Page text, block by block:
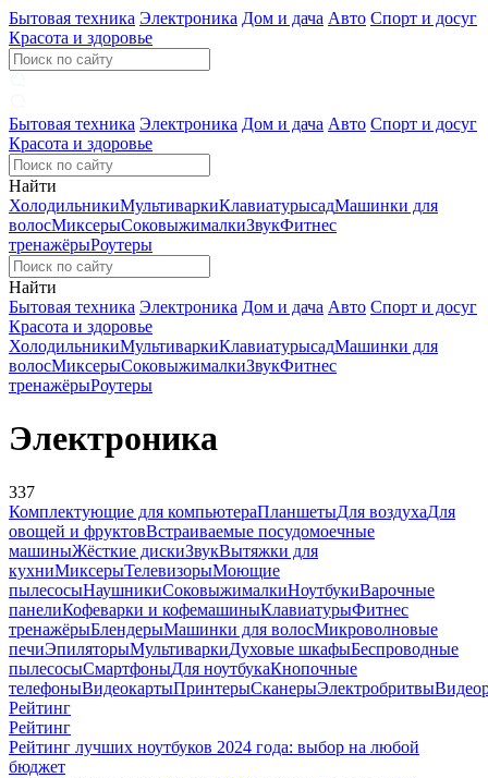
Бытовая техника Электроника Дом и дача Авто Спорт и досуг
Красота и здоровье
Бытовая техника Электроника Дом и дача Авто Спорт и досуг
Красота и здоровье
Найти
ХолодильникиМультиваркиКлавиатурысадМашинки для
волосМиксерыСоковыжималкиЗвукФитнес
тренажёрыРоутеры
Найти
Бытовая техника Электроника Дом и дача Авто Спорт и досуг
Красота и здоровье
ХолодильникиМультиваркиКлавиатурысадМашинки для
волосМиксерыСоковыжималкиЗвукФитнес
тренажёрыРоутеры
Электроника
337
Комплектующие для компьютераПланшетыДля воздухаДля
овощей и фруктовВстраиваемые посудомоечные
машиныЖёсткие дискиЗвукВытяжки для
кухниМиксерыТелевизорыМоющие
пылесосыНаушникиСоковыжималкиНоутбукиВарочные
панелиКофеварки и кофемашиныКлавиатурыФитнес
тренажёрыБлендерыМашинки для волосМикроволновые
печиЭпиляторыМультиваркиДуховые шкафыБеспроводные
пылесосыСмартфоныДля ноутбукаКнопочные
телефоныВидеокартыПринтерыСканерыЭлектробритвы
Рейтинг
Рейтинг
Рейтинг лучших ноутбуков 2024 года: выбор на любой
бюджет